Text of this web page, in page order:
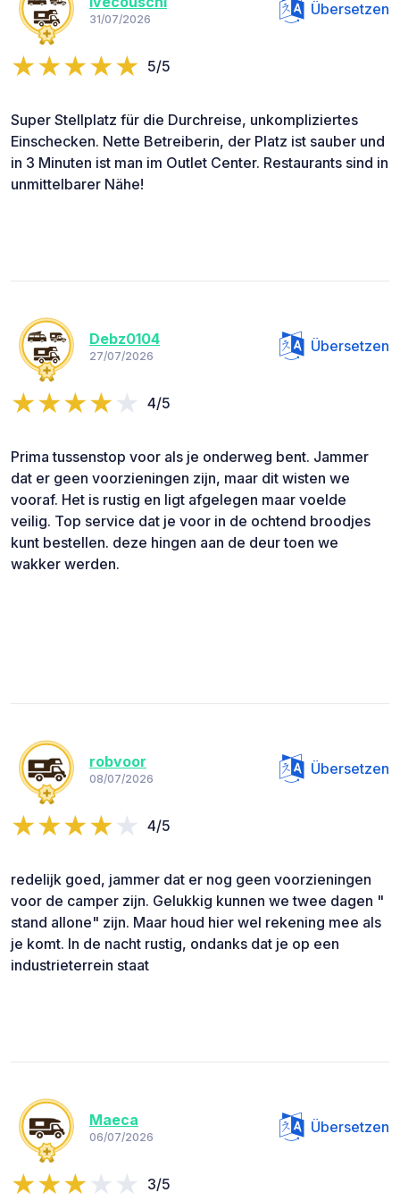
31/07/2026
Übersetzen
5/5
Super Stellplatz für die Durchreise, unkompliziertes
Einschecken. Nette Betreiberin, der Platz ist sauber und
in 3 Minuten ist man im Outlet Center. Restaurants sind in
unmittelbarer Nähe!
Debz0104
27/07/2026
Übersetzen
4/5
Prima tussenstop voor als je onderweg bent. Jammer
dat er geen voorzieningen zijn, maar dit wisten we
vooraf. Het is rustig en ligt afgelegen maar voelde
veilig. Top service dat je voor in de ochtend broodjes
kunt bestellen. deze hingen aan de deur toen we
wakker werden.
robvoor
08/07/2026
Übersetzen
4/5
redelijk goed, jammer dat er nog geen voorzieningen
voor de camper zijn. Gelukkig kunnen we twee dagen "
stand allone" zijn. Maar houd hier wel rekening mee als
je komt. In de nacht rustig, ondanks dat je op een
industrieterrein staat
Maeca
06/07/2026
Übersetzen
3/5